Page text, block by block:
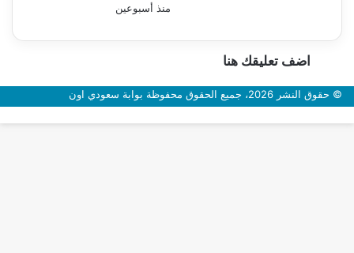
منذ أسبوعين
اضف تعليقك هنا
© حقوق النشر 2026، جميع الحقوق محفوظة بوابة سعودي اون